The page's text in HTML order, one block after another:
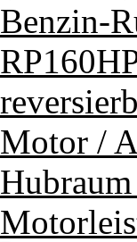
Benzin-
Motor /
Hubraum